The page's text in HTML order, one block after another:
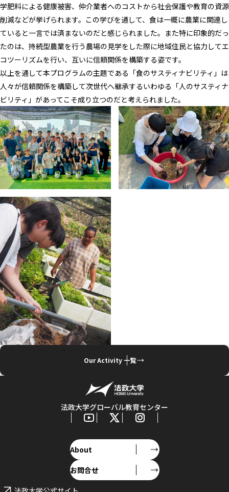
学肥料による健康被害、仲介業者へのコストから社会保護や教育の資源
削減などが挙げられます。この学びを通して、食は一概に農業に関連し
ていると一言では済まないのだと感じられました。また特に印象的だっ
たのは、持続型農業を行う農場の見学をした際に地域住民と協力してエ
コツーリズムを行い、互いに信頼関係を構築する姿です。
以上を通して本プログラムの主題である「食のサスティナビリティ」は
人々が信頼関係を構築して次世代へ継承するいわゆる「人のサスティナ
ビリティ」があってこそ成り立つのだと考えられました。
Our Activity 一覧
法政大学グローバル教育センター
About
お問合せ